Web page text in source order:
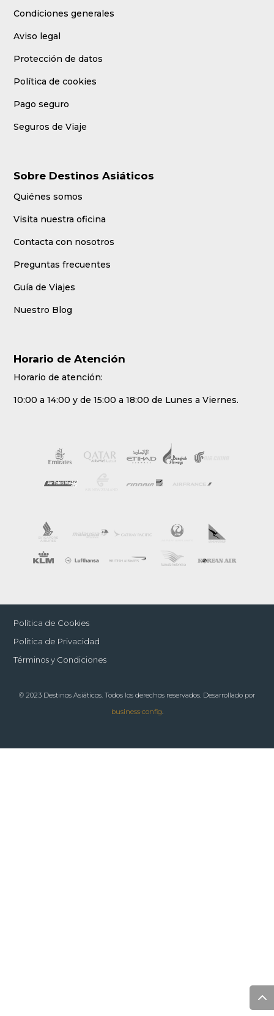
Condiciones generales
Aviso legal
Protección de datos
Política de cookies
Pago seguro
Seguros de Viaje
Sobre Destinos Asiáticos
Quiénes somos
Visita nuestra oficina
Contacta con nosotros
Preguntas frecuentes
Guía de Viajes
Nuestro Blog
Horario de Atención
Horario de atención:
10:00 a 14:00 y de 15:00 a 18:00 de Lunes a Viernes.
Política de Cookies
Política de Privacidad
Términos y Condiciones
© 2023 Destinos Asiáticos. Todos los derechos reservados. Desarrollado por
business•config.